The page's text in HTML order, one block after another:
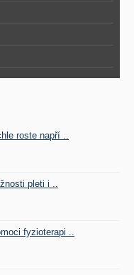
roste napří ..
pleti i ..
fyzioterapi ..